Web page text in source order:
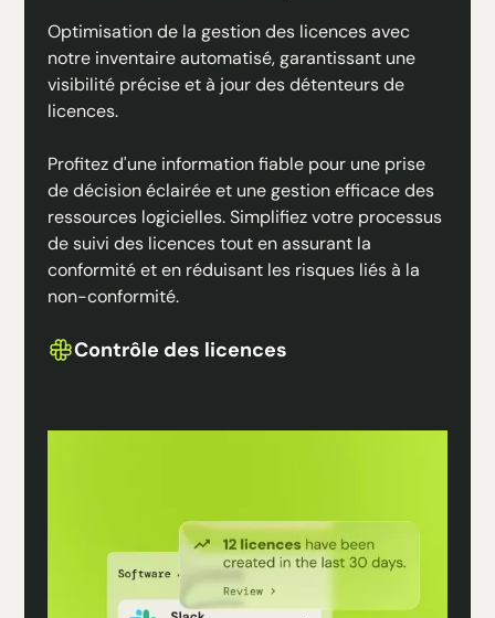
Optimisation de la gestion des licences avec
notre inventaire automatisé, garantissant une
visibilité précise et à jour des détenteurs de
licences.
Profitez d'une information fiable pour une prise
de décision éclairée et une gestion efficace des
ressources logicielles. Simplifiez votre processus
de suivi des licences tout en assurant la
conformité et en réduisant les risques liés à la
non-conformité.
Contrôle des licences